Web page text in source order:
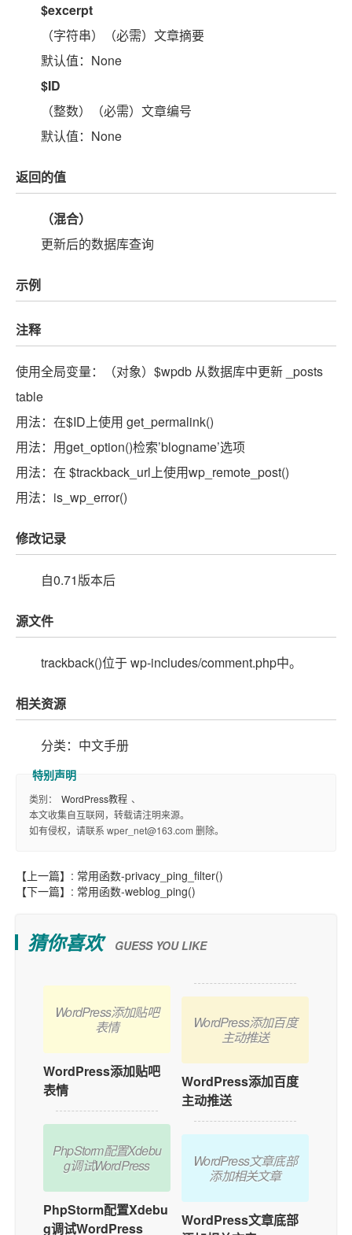
$excerpt
（字符串）（必需）文章摘要
默认值：None
$ID
（整数）（必需）文章编号
默认值：None
返回的值
（混合）
更新后的数据库查询
示例
注释
使用全局变量：（对象）$wpdb 从数据库中更新 _posts
table
用法：在$ID上使用 get_permalink()
用法：用get_option()检索’blogname’选项
用法：在 $trackback_url上使用wp_remote_post()
用法：is_wp_error()
修改记录
自0.71版本后
源文件
trackback()位于 wp-includes/comment.php中。
相关资源
分类：中文手册
类别： WordPress教程 、
本文收集自互联网，转载请注明来源。
如有侵权，请联系 wper_net@163.com 删除。
【上一篇】: 常用函数-privacy_ping_filter()
【下一篇】: 常用函数-weblog_ping()
猜你喜欢 GUESS YOU LIKE
WordPress添加贴吧
表情
WordPress添加贴吧
表情
PhpStorm配置Xdebu
g调试WordPress
PhpStorm配置Xdebu
g调试WordPress
WordPress添加百度
主动推送
WordPress添加百度
主动推送
WordPress文章底部
添加相关文章
WordPress文章底部